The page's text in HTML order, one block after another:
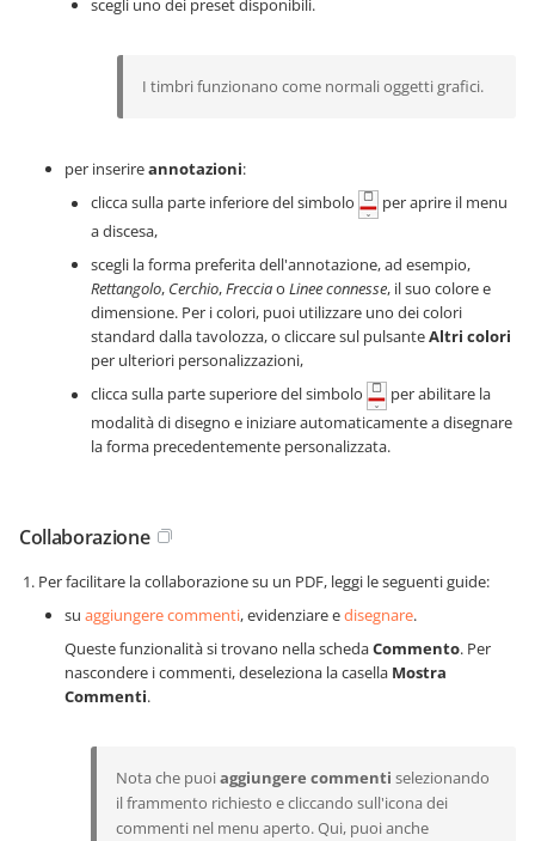
scegli uno dei preset disponibili.
I timbri funzionano come normali oggetti grafici.
per inserireannotazioni:
clicca sulla parte inferiore del simbolo
per aprire il menu
a discesa,
scegli la forma preferita dell'annotazione, ad esempio,
Rettangolo, Cerchio,Frecciao Linee connesse, il suo colore e
dimensione. Per i colori, puoi utilizzare uno dei colori
standard dalla tavolozza, o cliccare sul pulsanteAltri colori
per ulteriori personalizzazioni,
clicca sulla parte superiore del simbolo
per abilitare la
modalità di disegno e iniziare automaticamente a disegnare
la forma precedentemente personalizzata.
Collaborazione
Per facilitare la collaborazione su un PDF, leggi le seguenti guide:
su aggiungere commenti, evidenziare edisegnare.
Queste funzionalità si trovano nella schedaCommento. Per
nascondere i commenti, deseleziona la casella Mostra
Commenti.
Nota che puoiaggiungere commenti selezionando
il frammento richiesto e cliccando sull'icona dei
commenti nel menu aperto. Qui, puoi anche